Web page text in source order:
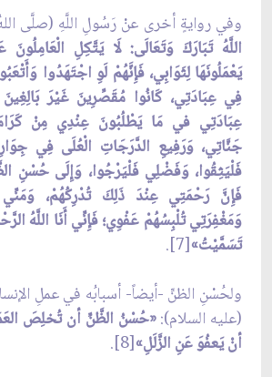
وفي روايةٍ أخرى عنْ رَسُولِ اللَّهِ (صلَّى
اللَّهُ تَبَارَكَ وَتَعَالَى: لَا يَتَّكِلِ الْعَامِلُونَ
يَعْمَلُونَهَا لِثَوَابِي، فَإِنَّهُمْ لَوِ اجْتَهَدُوا
فِي عِبَادَتِي، كَانُوا مُقَصِّرِينَ غَيْرَ
عِبَادَتِي في مَا يَطْلُبُونَ عِنْدِي مِنْ
جَنَّاتِي، وَرَفِيعِ الدَّرَجَاتِ الْعُلَى فِي
فَلْيَثِقُوا، وَفَضْلِي فَلْيَرْجُوا، وَإِلَى حُسْنِ
فَإِنَّ رَحْمَتِي عِنْدَ ذَلِكَ تُدْرِكُهُمْ، وَمَنِّي
وَمَغْفِرَتِي تُلْبِسُهُمْ عَفْوِي؛ فَإِنِّي أَنَا اللَّهُ
تَسَمَّيْتُ»[7].
ولحُسْنِ الظنِّ -أيضاً- أسبابُه في عملِ
(عليه السلام):«حُسْنُ الظَّنِّ أن تُخلِصَ
أنْ يَعفُوَ عَنِ الزَّلَلِ»[8].